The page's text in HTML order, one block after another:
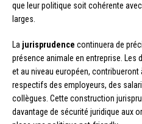
que leur politique soit cohérente
larges.
La jurisprudence continuera de
présence animale en entreprise. Les
et au niveau européen,
respectifs des employeurs, des
collègues. Cette construction
davantage de sécurité juridique aux